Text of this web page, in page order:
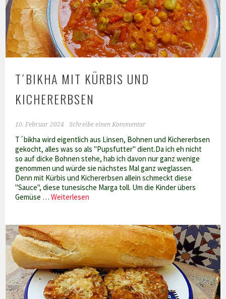
T´BIKHA MIT KÜRBIS UND
KICHERERBSEN
10. Februar 2024 Schreibe einen Kommentar
T´bikha wird eigentlich aus Linsen, Bohnen und Kichererbsen
gekocht, alles was so als "Pupsfutter" dient.Da ich eh nicht
so auf dicke Bohnen stehe, hab ich davon nur ganz wenige
genommen und würde sie nächstes Mal ganz weglassen.
Denn mit Kürbis und Kichererbsen allein schmeckt diese
"Sauce", diese tunesische Marga toll. Um die Kinder übers
Gemüse …Weiterlesen
Kürbis
und
Kichererbsen